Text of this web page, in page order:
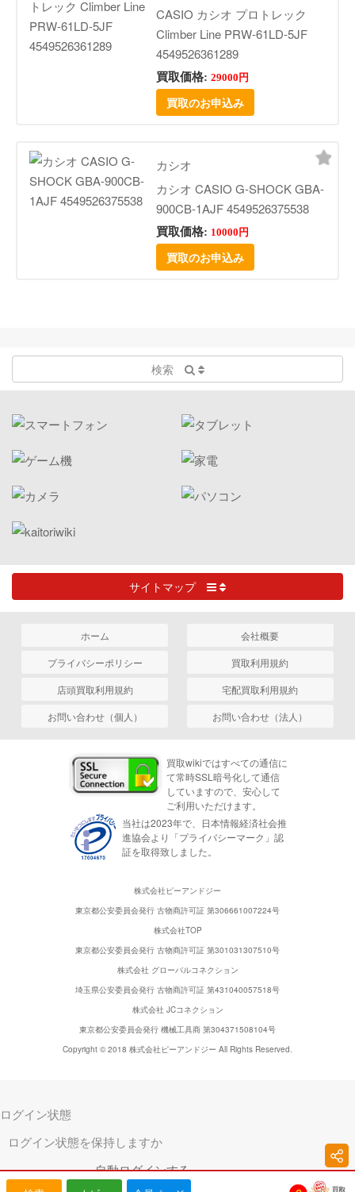
CASIO カシオ プロトレック
Climber Line PRW-61LD-5JF
4549526361289
買取価格: 29000円
買取のお申込み
カシオ
カシオ CASIO G-SHOCK GBA-
900CB-1AJF 4549526375538
買取価格: 10000円
買取のお申込み
検索
サイトマップ
ホーム
会社概要
プライバシーポリシー
買取利用規約
店頭買取利用規約
宅配買取利用規約
お問い合わせ（個人）
お問い合わせ（法人）
買取wikiではすべての通信に
て常時SSL暗号化して通信
していますので、安心して
ご利用いただけます。
当社は2023年で、日本情報経済社会推
進協会より「プライバシーマーク」認
証を取得致しました。
株式会社ピーアンドジー
東京都公安委員会発行 古物商許可証 第306661007224号
株式会社TOP
東京都公安委員会発行 古物商許可証 第301031307510号
株式会社 グローバルコネクション
埼玉県公安委員会発行 古物商許可証 第431040057518号
株式会社 JCコネクション
東京都公安委員会発行 機械工具商 第304371508104号
Copyright © 2018 株式会社ピーアンドジー All Rights Reserved.
ログイン状態
ログイン状態を保持しますか
自動ログインする